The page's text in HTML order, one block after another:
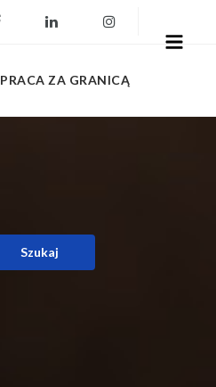
PRACA ZA GRANICĄ
Szukaj